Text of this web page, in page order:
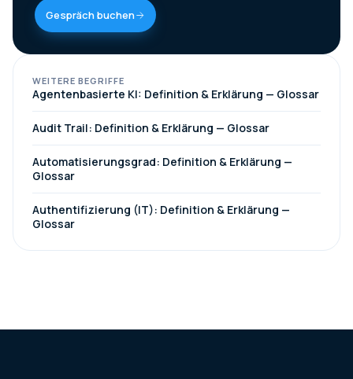
Gespräch buchen
WEITERE BEGRIFFE
Agentenbasierte KI: Definition & Erklärung — Glossar
Audit Trail: Definition & Erklärung — Glossar
Automatisierungsgrad: Definition & Erklärung —
Glossar
Authentifizierung (IT): Definition & Erklärung —
Glossar